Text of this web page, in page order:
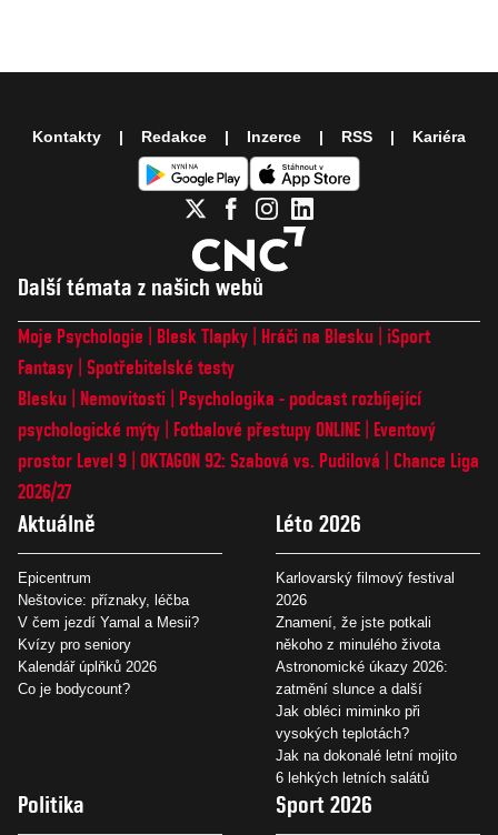
Další témata z našich webů
Moje Psychologie Blesk Tlapky Hráči na Blesku
iSport
Fantasy Spotřebitelské testy
Blesku
Nemovitosti
Psychologika - podcast rozbíjející
psychologické mýty
Fotbalové přestupy ONLINE
Eventový
prostor Level 9 OKTAGON 92: Szabová vs. Pudilová
Chance Liga
2026/27
Aktuálně
Epicentrum
Neštovice: příznaky, léčba
V čem jezdí Yamal a Mesii?
Kvízy pro seniory
Kalendář úplňků 2026
Co je bodycount?
Léto 2026
Karlovarský filmový festival
2026
Znamení, že jste potkali
někoho z minulého života
Astronomické úkazy 2026:
zatmění slunce a další
Jak obléci miminko při
vysokých teplotách?
Jak na dokonalé letní mojito
6 lehkých letních salátů
Politika Sport 2026
Kontakty Redakce Inzerce RSS Kariéra